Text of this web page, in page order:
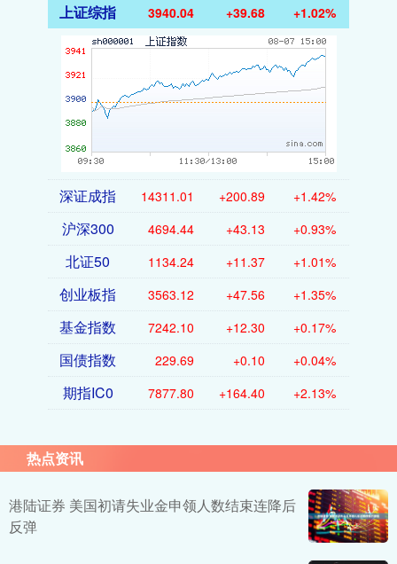
上证综指 3940.04 +39.68 +1.02%
深证成指 14311.01 +200.89 +1.42%
沪深300 4694.44 +43.13 +0.93%
北证50 1134.24 +11.37 +1.01%
创业板指 3563.12 +47.56 +1.35%
基金指数 7242.10 +12.30 +0.17%
国债指数 229.69 +0.10 +0.04%
期指IC0 7877.80 +164.40 +2.13%
热点资讯
港陆证券 美国初请失业金申领人数结束连降后
反弹